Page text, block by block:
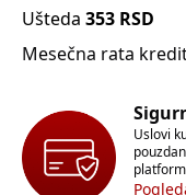
Ušteda 353 RSD
Mesečna rata
Uslovi